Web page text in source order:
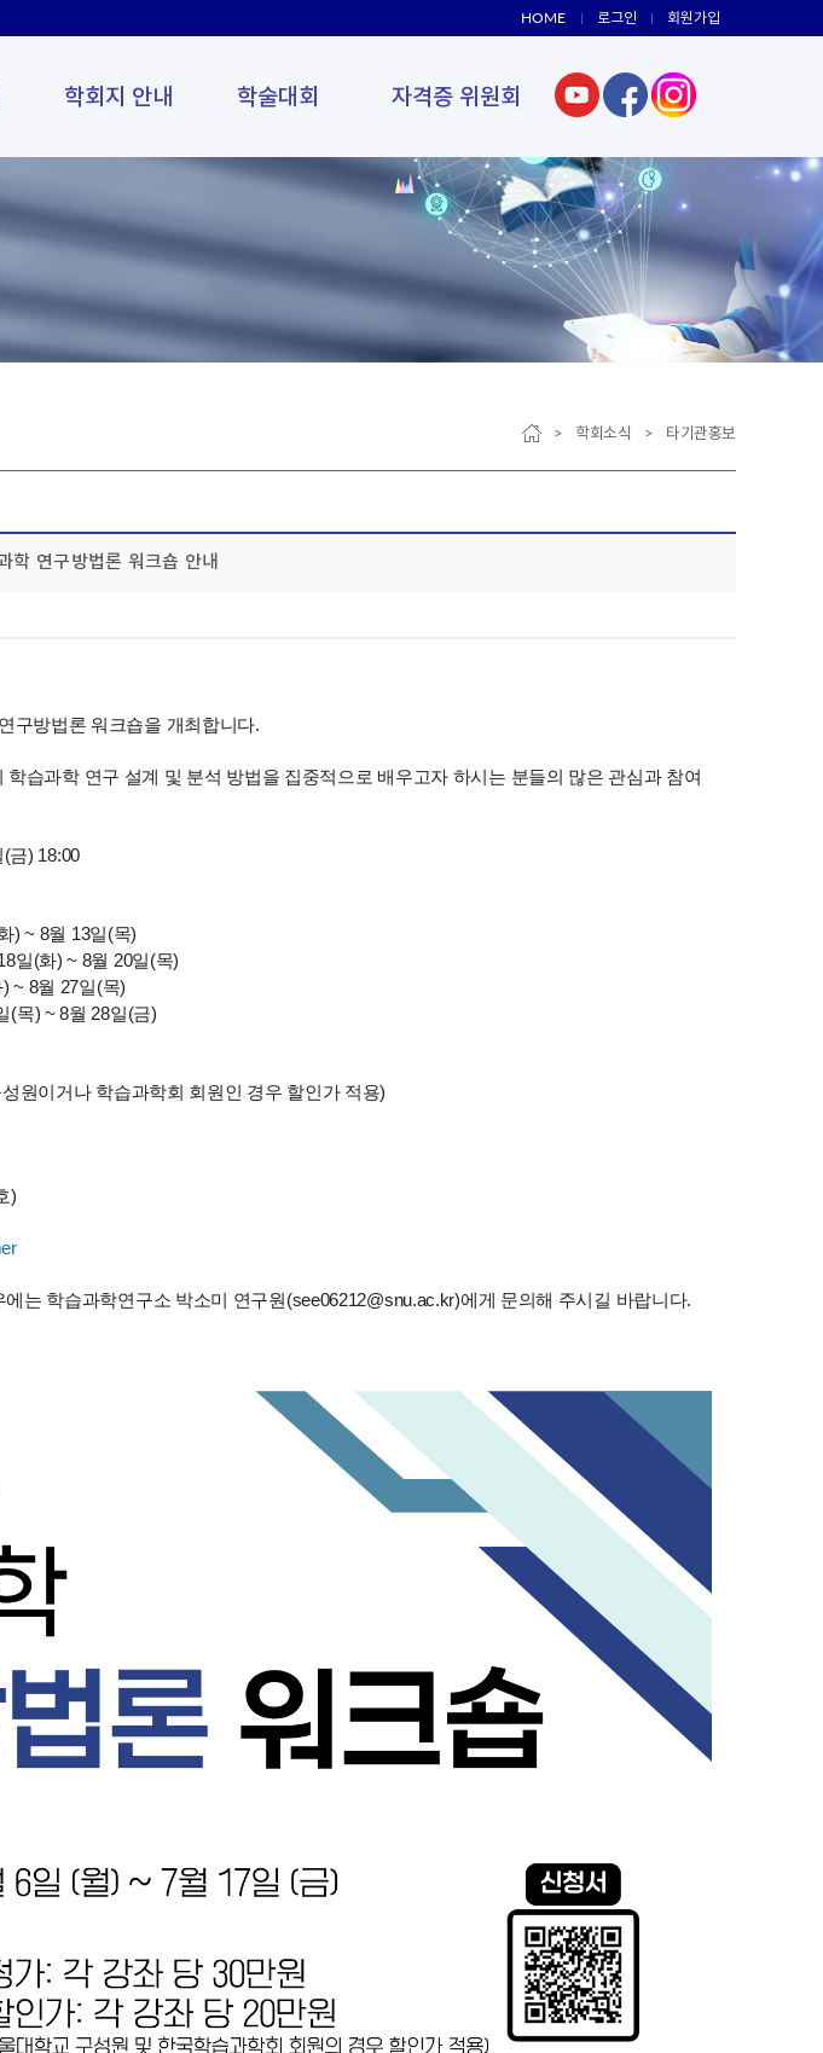
HOME 로그인 회원가입
학회지 안내 학술대회 자격증 위원회
> 학회소식 > 타기관홍보
학 연구방법론 워크숍 안내
구방법론 워크숍을 개최합니다.
습과학 연구 설계 및 분석 방법을 집중적으로 배우고자 하시는 분들의 많은 관심과 참여
금) 18:00
) ~ 8월 13일(목)
일(화) ~ 8월 20일(목)
~ 8월 27일(목)
(목) ~ 8월 28일(금)
이거나 학습과학회 회원인 경우 할인가 적용)
)
는 학습과학연구소 박소미 연구원(see06212@snu.ac.kr)에게 문의해 주시길 바랍니다.